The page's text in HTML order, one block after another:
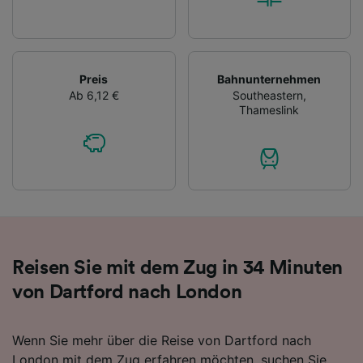
Preis
Ab 6,12 €
Bahnunternehmen
Southeastern,
Thameslink
Reisen Sie mit dem Zug in 34 Minuten
von Dartford nach London
Wenn Sie mehr über die Reise von Dartford nach